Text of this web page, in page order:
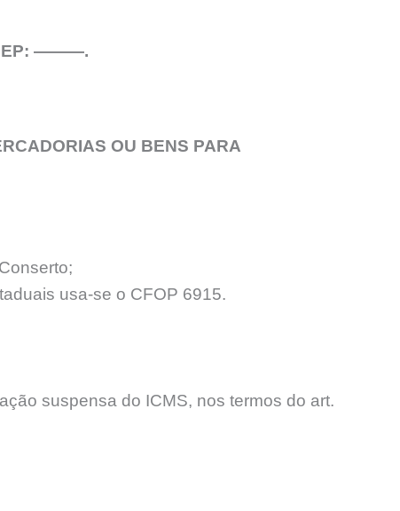
———.
OU BENS PARA
usa-se o CFOP 6915.
suspensa do ICMS, nos termos do art.